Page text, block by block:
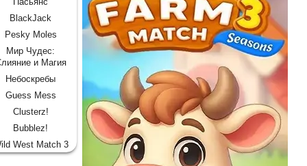
BlackJack
Pesky Moles
Мир Чудес:
и Магия
Небоскребы
Guess Mess
Clusterz!
Bubblez!
West Match 3